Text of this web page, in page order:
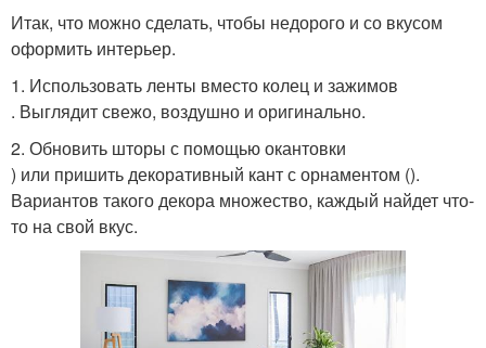
Итак, что можно сделать, чтобы недорого и со вкусом
оформить интерьер.
1. Использовать ленты вместо колец и зажимов
. Выглядит свежо, воздушно и оригинально.
2. Обновить шторы с помощью окантовки
) или пришить декоративный кант с орнаментом ().
Вариантов такого декора множество, каждый найдет что-
то на свой вкус.